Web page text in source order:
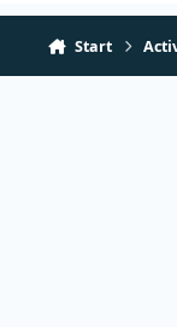
Start